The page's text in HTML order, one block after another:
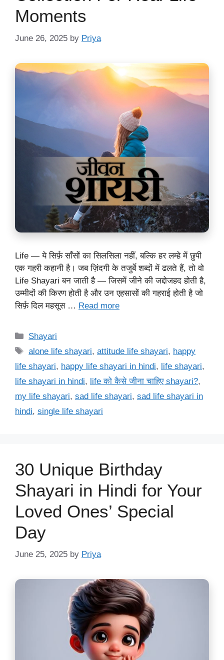
Moments
June 26, 2025 by Priya
Life — ये सिर्फ़ साँसों का सिलसिला नहीं, बल्कि हर लम्हे में छुपी
एक गहरी कहानी है। जब ज़िंदगी के तजुर्बे शब्‍दों में ढलते हैं, तो वो
Life Shayari बन जाती है — जिसमें जीने की जद्दोजहद होती है,
उम्मीदों की किरण होती है और उन एहसासों की गहराई होती है जो
सिर्फ़ दिल महसूस … Read more
Categories
Shayari
Tags
alone life shayari,attitude life shayari, happy
life shayari, happy life shayari in hindi, life shayari,
life shayari in hindi, life को कैसे जीना चाहिए shayari?,
my life shayari, sad life shayari, sad life shayari in
hindi, single life shayari
30 Unique Birthday
Shayari in Hindi for Your
Loved Ones’ Special
Day
June 25, 2025 by Priya